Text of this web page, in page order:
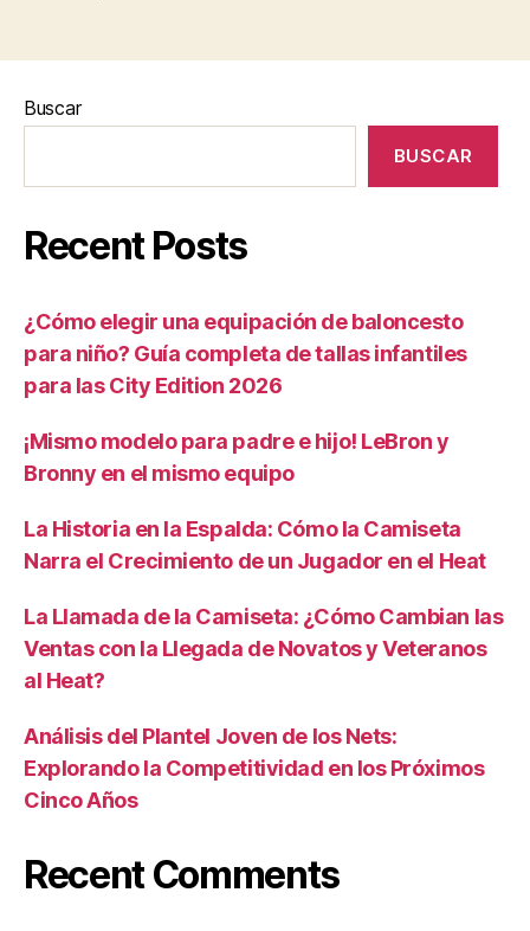
Buscar
BUSCAR
Recent Posts
¿Cómo elegir una equipación de baloncesto
para niño? Guía completa de tallas infantiles
para las City Edition 2026
¡Mismo modelo para padre e hijo! LeBron y
Bronny en el mismo equipo
La Historia en la Espalda: Cómo la Camiseta
Narra el Crecimiento de un Jugador en el Heat
La Llamada de la Camiseta: ¿Cómo Cambian las
Ventas con la Llegada de Novatos y Veteranos
al Heat?
Análisis del Plantel Joven de los Nets:
Explorando la Competitividad en los Próximos
Cinco Años
Recent Comments